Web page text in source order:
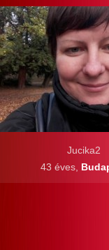
Jucika2
43 éves,